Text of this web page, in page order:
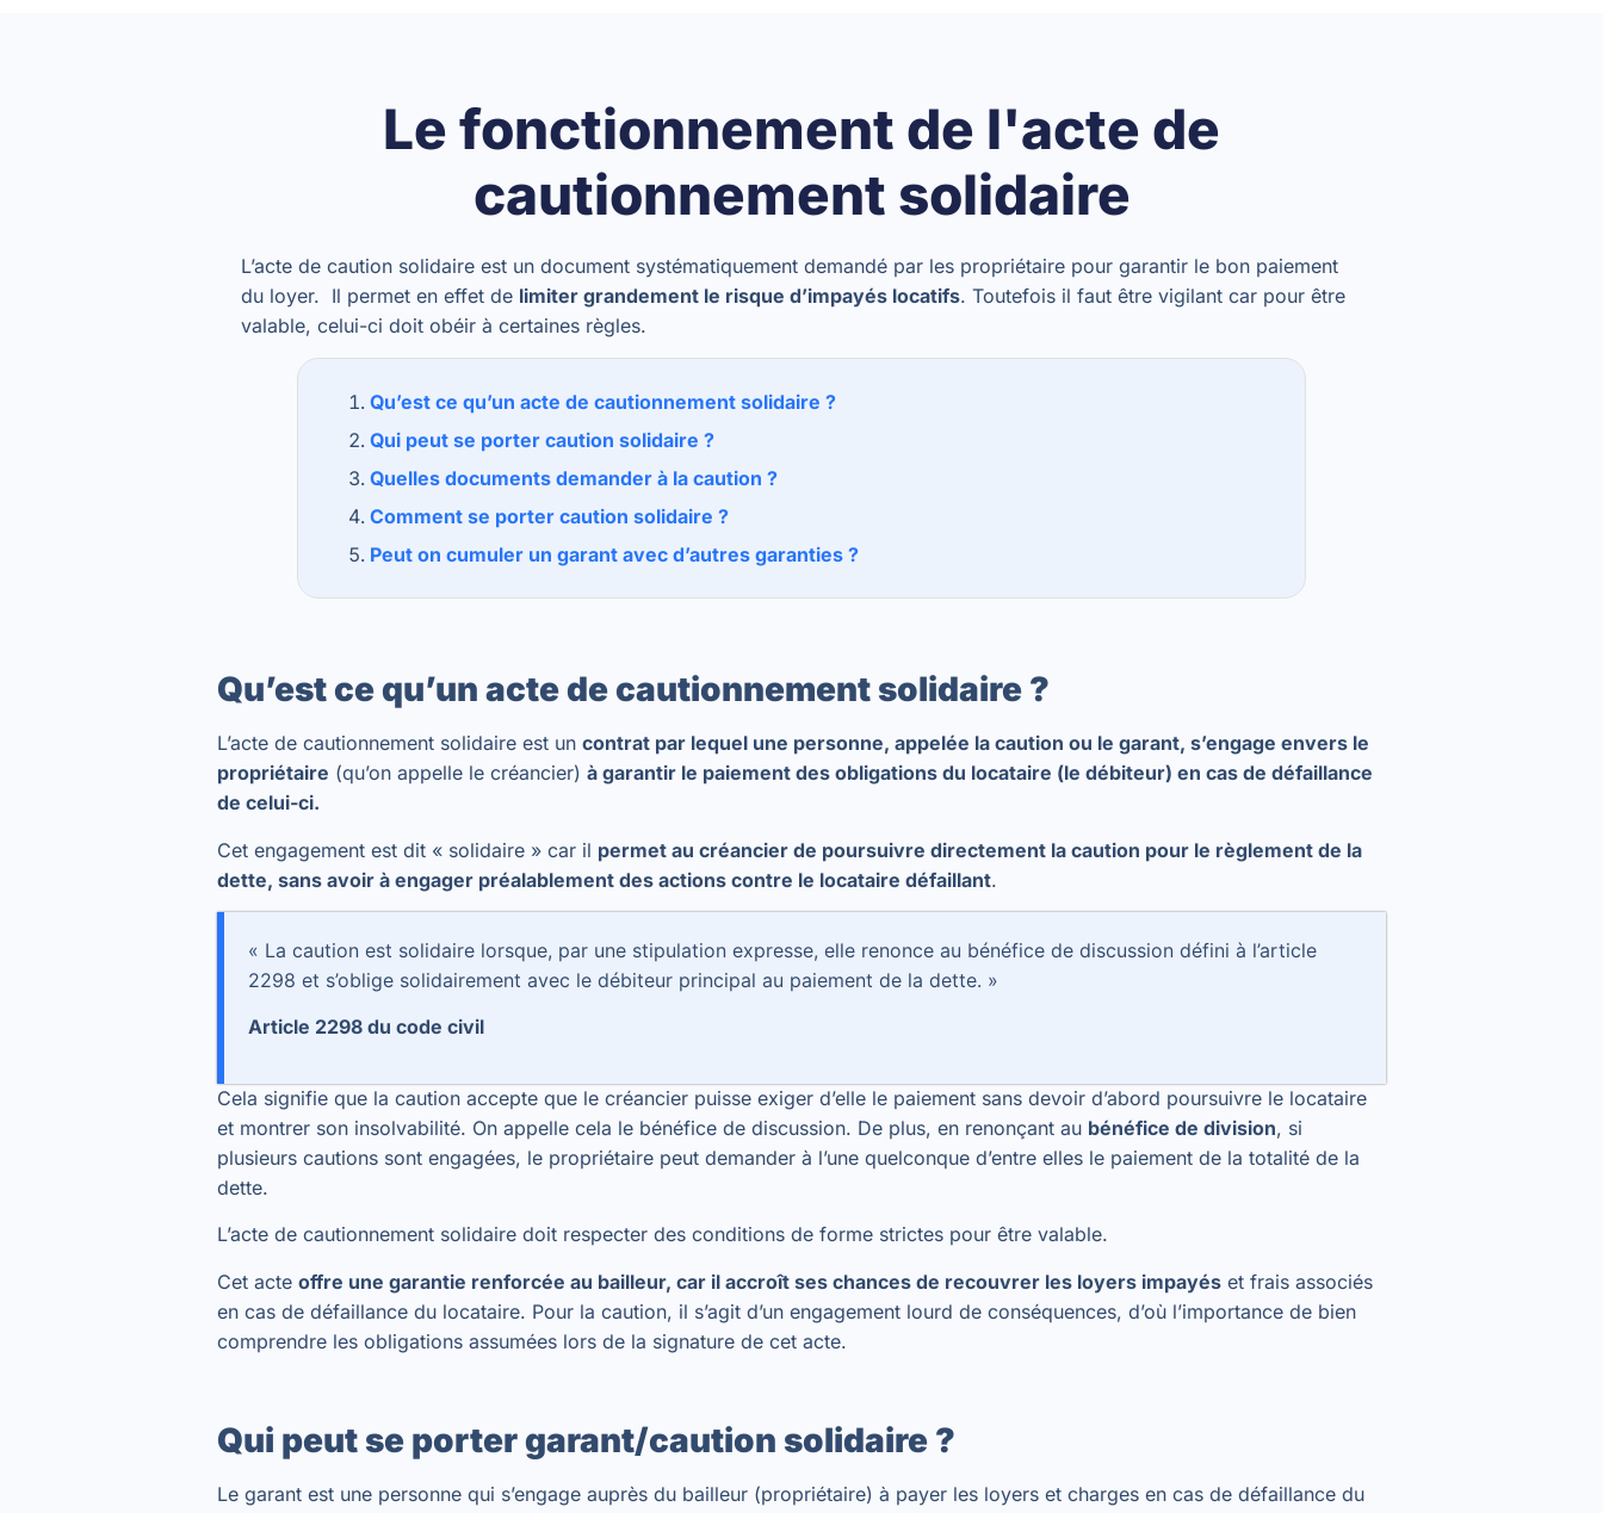
Le fonctionnement de l'acte de
cautionnement solidaire
L’acte de caution solidaire est un document systématiquement demandé par les propriétaire pour garantir le bon paiement
du loyer. Il permet en effet de limiter grandement le risque d’impayés locatifs. Toutefois il faut être vigilant car pour être
valable, celui-ci doit obéir à certaines règles.
Qu’est ce qu’un acte de cautionnement solidaire ?
Qui peut se porter caution solidaire ?
Quelles documents demander à la caution ?
Comment se porter caution solidaire ?
Peut on cumuler un garant avec d’autres garanties ?
Qu’est ce qu’un acte de cautionnement solidaire ?
L’acte de cautionnement solidaire est un contrat par lequel une personne, appelée la caution ou le garant, s’engage envers le
propriétaire (qu’on appelle le créancier) à garantir le paiement des obligations du locataire (le débiteur) en cas de défaillance
de celui-ci.
Cet engagement est dit « solidaire » car il permet au créancier de poursuivre directement la caution pour le règlement de la
dette, sans avoir à engager préalablement des actions contre le locataire défaillant.
« La caution est solidaire lorsque, par une stipulation expresse, elle renonce au bénéfice de discussion défini à l’article
2298 et s’oblige solidairement avec le débiteur principal au paiement de la dette. »
Article 2298 du code civil
Cela signifie que la caution accepte que le créancier puisse exiger d’elle le paiement sans devoir d’abord poursuivre le locataire
et montrer son insolvabilité. On appelle cela le bénéfice de discussion. De plus, en renonçant au bénéfice de division, si
plusieurs cautions sont engagées, le propriétaire peut demander à l’une quelconque d’entre elles le paiement de la totalité de la
dette.
L’acte de cautionnement solidaire doit respecter des conditions de forme strictes pour être valable.
Cet acte offre une garantie renforcée au bailleur, car il accroît ses chances de recouvrer les loyers impayés et frais associés
en cas de défaillance du locataire. Pour la caution, il s’agit d’un engagement lourd de conséquences, d’où l’importance de bien
comprendre les obligations assumées lors de la signature de cet acte.
Qui peut se porter garant/caution solidaire ?
Le garant est une personne qui s’engage auprès du bailleur (propriétaire) à payer les loyers et charges en cas de défaillance du